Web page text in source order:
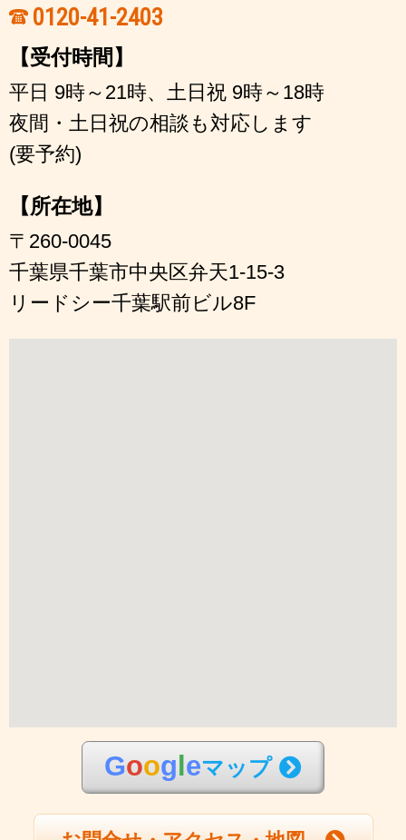
0120-41-2403
【受付時間】
平日 9時～21時、土日祝 9時～18時
夜間・土日祝の相談も対応します
(要予約)
【所在地】
〒260-0045
千葉県千葉市中央区弁天1-15-3
リードシー千葉駅前ビル8F
Goog eマップ